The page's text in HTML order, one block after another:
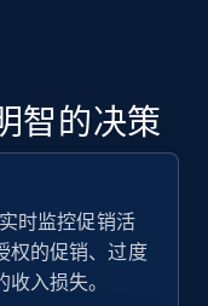
and
立即开始
智的决策
时监控促销活
权的促销、过度
入损失。